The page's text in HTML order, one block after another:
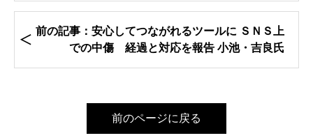
前の記事：安心してつながれるツールに ＳＮＳ上
での中傷 経過と対応を報告 小池・吉良氏
前のページに戻る